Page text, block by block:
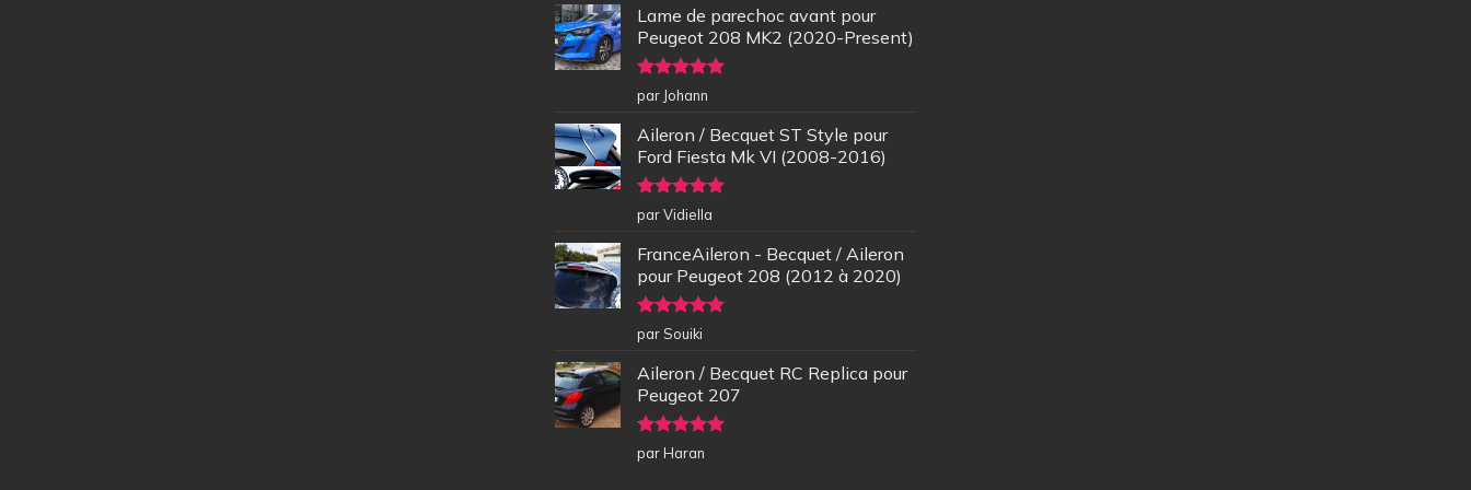
Lame de parechoc avant pour
Peugeot 208 MK2 (2020-Present)
Note5sur
5
par Johann
Aileron / Becquet ST Style pour
Ford Fiesta Mk VI (2008-2016)
Note5sur
5
par Vidiella
FranceAileron - Becquet / Aileron
pour Peugeot 208 (2012 à 2020)
Note5sur
5
par Souiki
Aileron / Becquet RC Replica pour
Peugeot 207
Note5sur
5
par Haran